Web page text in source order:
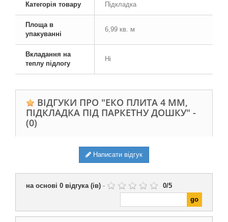
Категорія товару Підкладка
Площа в
упакуванні
6,99 кв. м
Вкладання на
теплу підлогу
Ні
ВІДГУКИ ПРО "ЕКО ПЛИТА 4 ММ,
ПІДКЛАДКА ПІД ПАРКЕТНУ ДОШКУ" -
(0)
Написати відгук
на основі 0 відгука (ів) - 0/5